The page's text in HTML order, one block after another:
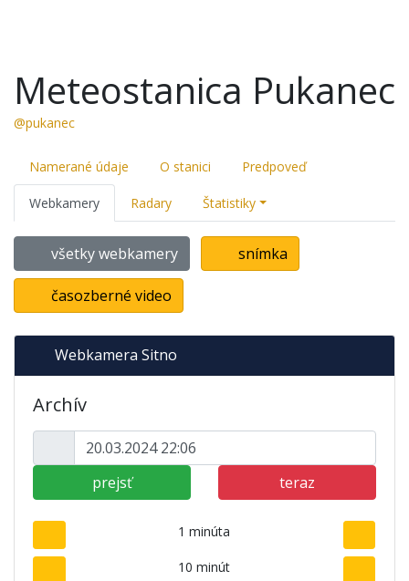
Meteostanica Pukanec
@pukanec
Namerané údaje O stanici Predpoveď
Webkamery Radary Štatistiky
všetky webkamery snímka
časozberné video
Webkamera Sitno
Archív
prejsť teraz
1 minúta
10 minút